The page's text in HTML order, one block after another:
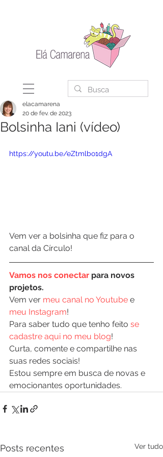
Bolsinha Iani (vídeo)
elacamarena
20 de fev. de 2023
https://youtu.be/eZtmlbo1dgA
Vem ver a bolsinha que fiz para o
canal da Círculo!
Vamos nos conectar para novos
projetos.
Vem ver meu canal no Youtube e
meu Instagram!
Para saber tudo que tenho feito se
cadastre aqui no meu blog!
Curta, comente e compartilhe nas
suas redes sociais!
Estou sempre em busca de novas e
emocionantes oportunidades.
Posts recentes Ver tudo